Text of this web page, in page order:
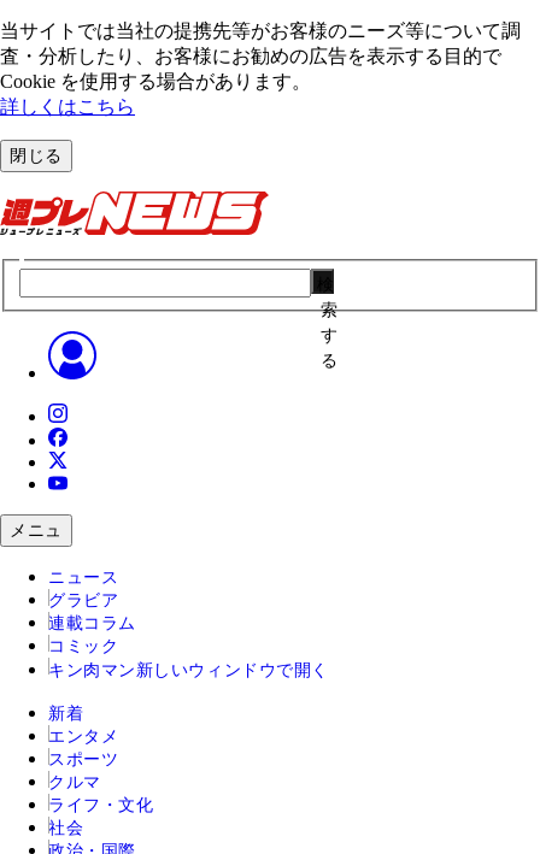
当サイトでは当社の提携先等がお客様のニーズ等について調
査・分析したり、お客様にお勧めの広告を表⽰する⽬的で
Cookie を使⽤する場合があります。
詳しくはこちら
閉じる
索
す
る
メニュ
ニュース
グラビア
連載コラム
コミック
キン肉マン 新しいウィンドウで開く
新着
エンタメ
スポーツ
クルマ
ライフ・文化
社会